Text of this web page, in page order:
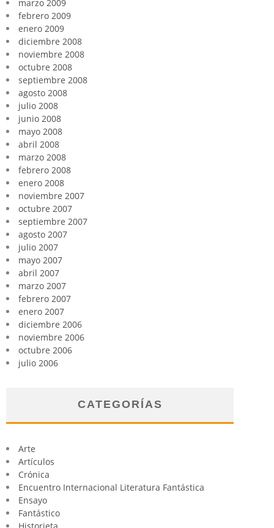
marzo 2009
febrero 2009
enero 2009
diciembre 2008
noviembre 2008
octubre 2008
septiembre 2008
agosto 2008
julio 2008
junio 2008
mayo 2008
abril 2008
marzo 2008
febrero 2008
enero 2008
noviembre 2007
octubre 2007
septiembre 2007
agosto 2007
julio 2007
mayo 2007
abril 2007
marzo 2007
febrero 2007
enero 2007
diciembre 2006
noviembre 2006
octubre 2006
julio 2006
CATEGORÍAS
Arte
Artículos
Crónica
Encuentro Internacional Literatura Fantástica
Ensayo
Fantástico